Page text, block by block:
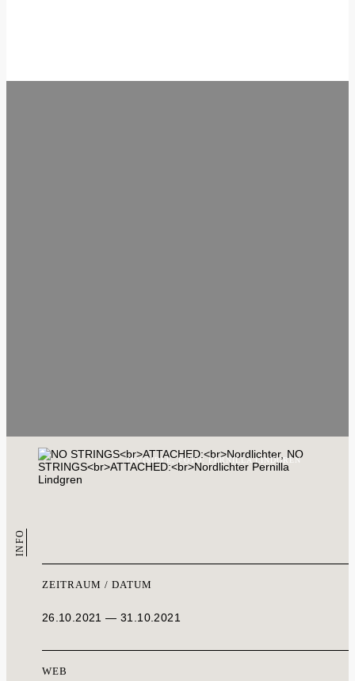
INVISIBLE, FOTO: PERNILLA LINDGREN
ZEITRAUM / DATUM
26.10.2021 — 31.10.2021
WEB
INFO